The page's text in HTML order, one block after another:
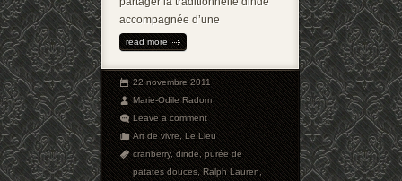
accompagnée d’une
read more
22 novembre 2011
Marie-Odile Radom
Leave a comment
Art de vivre,Le Lieu
cranberry,dinde,purée de
patates douces,Ralph Lauren,